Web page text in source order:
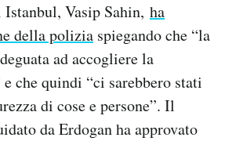
aiuto?
Vasip Sahin, ha
della polizia spiegando che “la
ad accogliere la
che quindi “ci sarebbero stati
di cose e persone”. Il
da Erdogan ha approvato